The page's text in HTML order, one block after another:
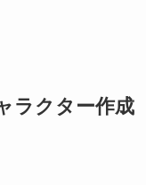
ラクター作成